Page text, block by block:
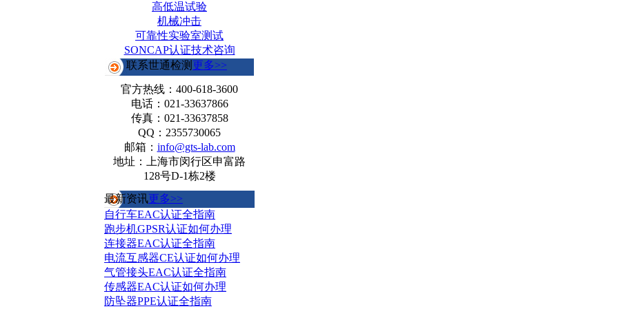
高低温试验
机械冲击
可靠性实验室测试
SONCAP认证技术咨询
联系世通检测 更多>>
官方热线： 400-618-3600
电话：021-33637866
传真：021-33637858
QQ：2355730065
邮箱： info@gts-lab.com
地址：上海市闵行区申富路
128号D-1栋2楼
最新资讯更多>>
自行车EAC认证全指南
跑步机GPSR认证如何办理
连接器EAC认证全指南
电流互感器CE认证如何办理
气管接头EAC认证全指南
传感器EAC认证如何办理
防坠器PPE认证全指南